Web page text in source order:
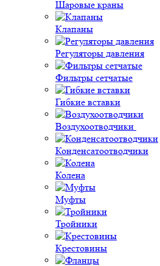
Шаровые краны
Клапаны
Регуляторы давления
Фильтры сетчатые
Гибкие вставки
Воздухоотводчики
Конденсатоотводчики
Колена
Муфты
Тройники
Крестовины